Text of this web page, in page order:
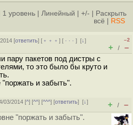
1 уровень Линейный +/-
Раскрыть
всё
RSS
[ответить] [ ﹢﹢﹢] [ · · ·][↓]
–2
+ / –
пару пакетов под дистры с
то это было бы круто и
"поржать и забыть".
03/2014 [^] [^^] [^^^] [ответить][↓]
+ / –
"поржать и забыть".